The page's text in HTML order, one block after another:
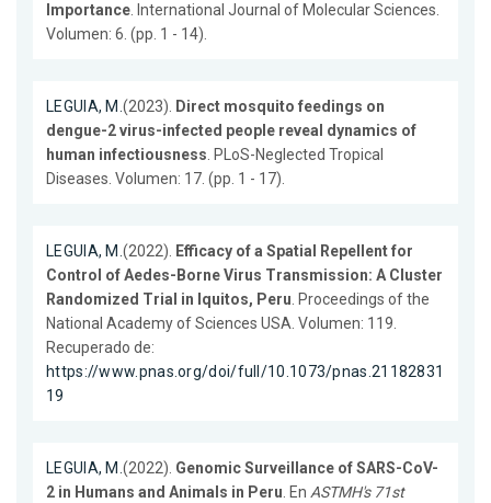
Importance. International Journal of Molecular Sciences.
Volumen: 6. (pp. 1 - 14).
LEGUIA, M.(2023). Direct mosquito feedings on
dengue-2 virus-infected people reveal dynamics of
human infectiousness. PLoS-Neglected Tropical
Diseases. Volumen: 17. (pp. 1 - 17).
LEGUIA, M.(2022). Efficacy of a Spatial Repellent for
Control of Aedes-Borne Virus Transmission: A Cluster
Randomized Trial in Iquitos, Peru. Proceedings of the
National Academy of Sciences USA. Volumen: 119.
Recuperado de:
https://www.pnas.org/doi/full/10.1073/pnas.21182831
19
LEGUIA, M.(2022). Genomic Surveillance of SARS-CoV-
2 in Humans and Animals in Peru. En ASTMH's 71st